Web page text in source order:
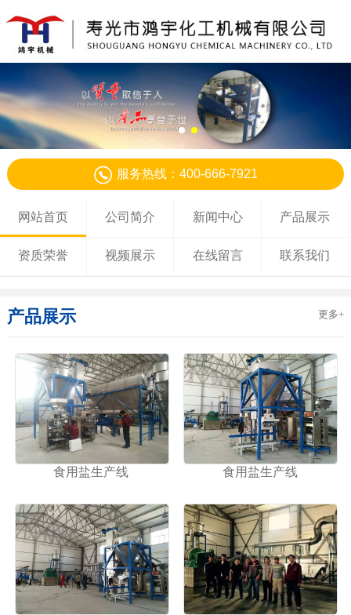
服务热线：400-666-7921
网站首页 公司简介 新闻中心 产品展示
资质荣誉 视频展示 在线留言 联系我们
更多+
产品展示
食用盐生产线 食用盐生产线